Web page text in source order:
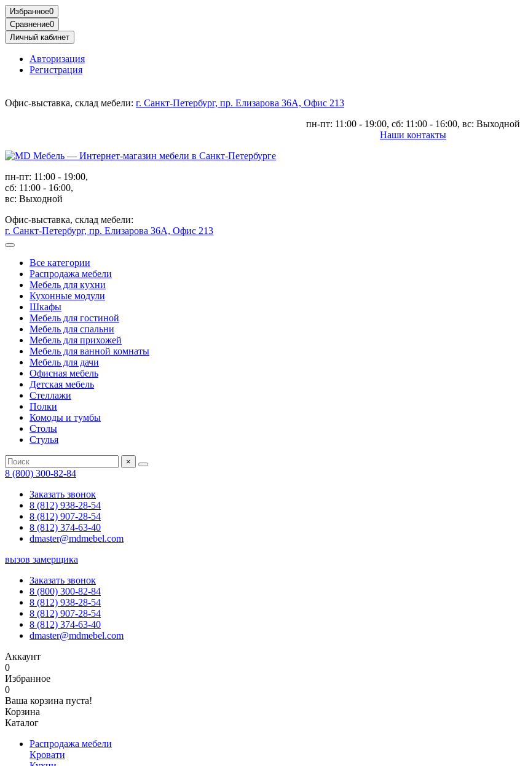
Избранное0
Сравнение0
Личный кабинет
Авторизация
Регистрация
Офис-выставка, склад мебели: г. Санкт-Петербург, пр. Елизарова 36А, Офис 213
пн-пт: 11:00 - 19:00, сб: 11:00 - 16:00, вс: Выходной
Наши контакты
пн-пт: 11:00 - 19:00,
сб: 11:00 - 16:00,
вс: Выходной
Офис-выставка, склад мебели:
г. Санкт-Петербург, пр. Елизарова 36А, Офис 213
Все категории
Распродажа мебели
Мебель для кухни
Кухонные модули
Шкафы
Мебель для гостиной
Мебель для спальни
Мебель для прихожей
Мебель для ванной комнаты
Мебель для дачи
Офисная мебель
Детская мебель
Стеллажи
Полки
Комоды и тумбы
Столы
Стулья
×
8 (800) 300-82-84
Заказать звонок
8 (812) 938-28-54
8 (812) 907-28-54
8 (812) 374-63-40
dmaster@mdmebel.com
вызов замерщика
Заказать звонок
8 (800) 300-82-84
8 (812) 938-28-54
8 (812) 907-28-54
8 (812) 374-63-40
dmaster@mdmebel.com
Аккаунт
0
Избранное
0
Ваша корзина пуста!
Корзина
Каталог
Распродажа мебели
Кровати